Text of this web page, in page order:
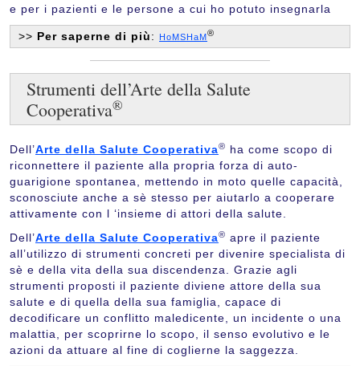
e per i pazienti e le persone a cui ho potuto insegnarla
>> Per saperne di più: HoMSHaM®
Strumenti dell’Arte della Salute
Cooperativa®
Dell’Arte della Salute Cooperativa® ha come scopo di
riconnettere il paziente alla propria forza di auto-
guarigione spontanea, mettendo in moto quelle capacità,
sconosciute anche a sè stesso per aiutarlo a cooperare
attivamente con l ‘insieme di attori della salute.
Dell’Arte della Salute Cooperativa® apre il paziente
all’utilizzo di strumenti concreti per divenire specialista di
sè e della vita della sua discendenza. Grazie agli
strumenti proposti il paziente diviene attore della sua
salute e di quella della sua famiglia, capace di
decodificare un conflitto maledicente, un incidente o una
malattia, per scoprirne lo scopo, il senso evolutivo e le
azioni da attuare al fine di coglierne la saggezza.